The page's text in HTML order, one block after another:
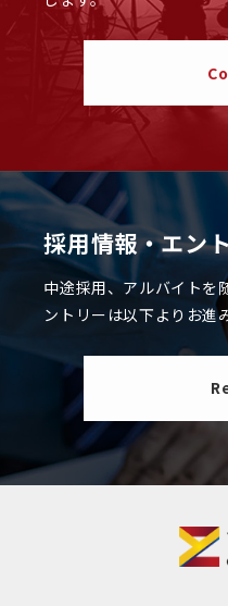
採用情報・エン
中途採用、アルバイトを
ントリーは以下よりお進